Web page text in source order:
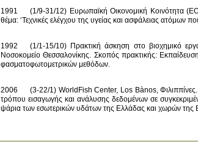
1991 	(1/9-31/12) Ευρωπαϊκή Οικονομική Κοινότητα
1992	(1/1-15/10) Πρακτική άσκηση στο βιοχημικό
Νοσοκομείο Θεσσαλονίκης. Σκοπός πρακτικής:
2006	(3-22/1) WorldFish Center, Los Bànos,
τρόπου εισαγωγής και ανάλυσης δεδομένων σε
ψάρια των εσωτερικών υδάτων της Ελλάδας και χωρών της